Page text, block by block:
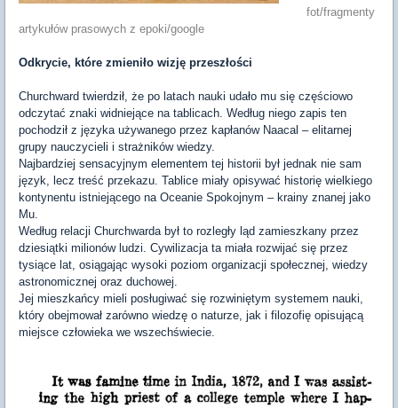
fot/fragmenty
artykułów prasowych z epoki/google
Odkrycie, które zmieniło wizję przeszłości
Churchward twierdził, że po latach nauki udało mu się częściowo
odczytać znaki widniejące na tablicach. Według niego zapis ten
pochodził z języka używanego przez kapłanów Naacal – elitarnej
grupy nauczycieli i strażników wiedzy.
Najbardziej sensacyjnym elementem tej historii był jednak nie sam
język, lecz treść przekazu. Tablice miały opisywać historię wielkiego
kontynentu istniejącego na Oceanie Spokojnym – krainy znanej jako
Mu.
Według relacji Churchwarda był to rozległy ląd zamieszkany przez
dziesiątki milionów ludzi. Cywilizacja ta miała rozwijać się przez
tysiące lat, osiągając wysoki poziom organizacji społecznej, wiedzy
astronomicznej oraz duchowej.
Jej mieszkańcy mieli posługiwać się rozwiniętym systemem nauki,
który obejmował zarówno wiedzę o naturze, jak i filozofię opisującą
miejsce człowieka we wszechświecie.